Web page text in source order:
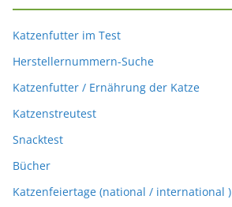
Katzenfutter im Test
Herstellernummern-Suche
Katzenfutter / Ernährung der Katze
Katzenstreutest
Snacktest
Bücher
Katzenfeiertage (national / international )